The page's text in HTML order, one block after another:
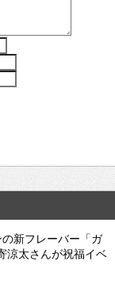
新フレーバー「ガ
太さんが祝福イベ